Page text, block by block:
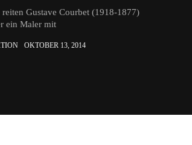
Gustave Courbet (1918-1877)
ein Maler mit
OKTOBER 13, 2014